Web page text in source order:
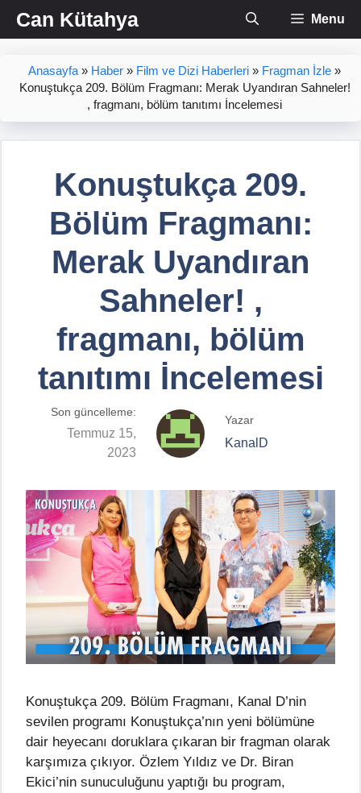
İçeriğe
atlaCan Kütahya Menu
Anasayfa » Haber » Film ve Dizi Haberleri » Fragman İzle »
Konuştukça 209. Bölüm Fragmanı: Merak Uyandıran Sahneler!
, fragmanı, bölüm tanıtımı İncelemesi
Konuştukça 209.
Bölüm Fragmanı:
Merak Uyandıran
Sahneler! ,
fragmanı, bölüm
tanıtımı İncelemesi
Son güncelleme:
Temmuz 15,
2023
Yazar
KanalD
Konuştukça 209. Bölüm Fragmanı, Kanal D’nin
sevilen programı Konuştukça’nın yeni bölümüne
dair heyecanı doruklara çıkaran bir fragman olarak
karşımıza çıkıyor. Özlem Yıldız ve Dr. Biran
Ekici’nin sunuculuğunu yaptığı bu program,